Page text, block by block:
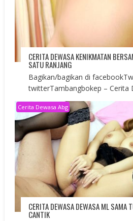
CERITA DEWASA KENIKMATAN
SATU RANJANG
Bagikan/bagikan di
twitterTambangbokep – Cerita
Cerita Dewasa Abg
CERITA DEWASA DEWASA ML SAMA
CANTIK